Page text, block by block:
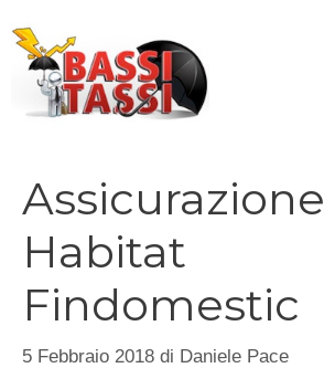
contenuto
Assicurazione
Habitat
Findomestic
5 Febbraio 2018 di Daniele Pace